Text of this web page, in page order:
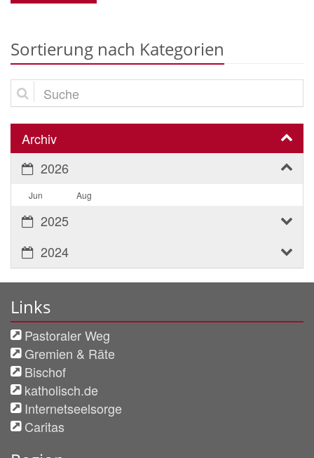
Sortierung nach Kategorien
Suche
Archiv
2026
Jun Aug
2025
2024
Links
Pastoraler Weg
Gremien & Räte
Bischof
katholisch.de
Internetseelsorge
Caritas